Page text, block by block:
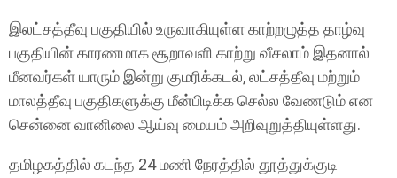
இலட்சத்தீவு பகுதியில் உருவாகியுள்ள காற்றழுத்த தாழ்வு
பகுதியின் காரணமாக சூறாவளி காற்று வீசலாம் இதனால்
மீனவர்கள் யாரும் இன்று குமரிக்கடல், லட்சத்தீவு மற்றும்
மாலத்தீவு பகுதிகளுக்கு மீன்பிடிக்க செல்ல வேணடும் என
சென்னை வானிலை ஆய்வு மையம் அறிவுறுத்தியுள்ளது.
தமிழகத்தில் கடந்த 24 மணி நேரத்தில் தூத்துக்குடி